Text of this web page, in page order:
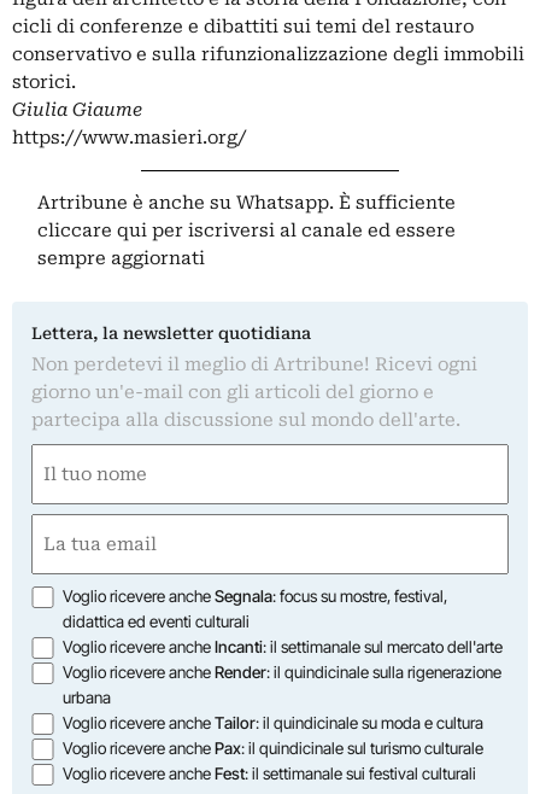
cicli di conferenze e dibattiti sui temi del restauro
conservativo e sulla rifunzionalizzazione degli immobili
storici.
Giulia Giaume
https://www.masieri.org/
Artribune è anche su Whatsapp. È sufficiente
cliccare qui per iscriversi al canale ed essere
sempre aggiornati
Lettera, la newsletter quotidiana
Non perdetevi il meglio di Artribune! Ricevi ogni
giorno un'e-mail con gli articoli del giorno e
partecipa alla discussione sul mondo dell'arte.
(Obbligatorio)
Nome
(Obbligatorio)
Opzioni
Voglio ricevere ancheSegnala: focus su mostre, festival,
didattica ed eventi culturali
Voglio ricevere ancheIncanti: il settimanale sul mercato dell'arte
Voglio ricevere ancheRender: il quindicinale sulla rigenerazione
urbana
Voglio ricevere ancheTailor: il quindicinale su moda e cultura
Voglio ricevere anchePax: il quindicinale sul turismo culturale
Voglio ricevere ancheFest: il settimanale sui festival culturali